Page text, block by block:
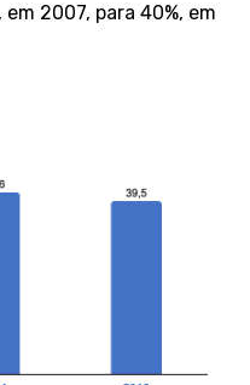
2007, para 40%, em